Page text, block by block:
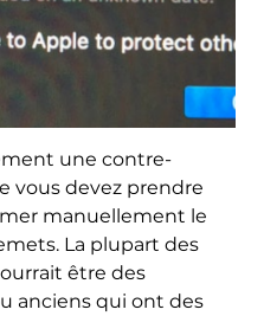
une contre-
vous devez prendre
manuellement le
La plupart des
être des
anciens qui ont des